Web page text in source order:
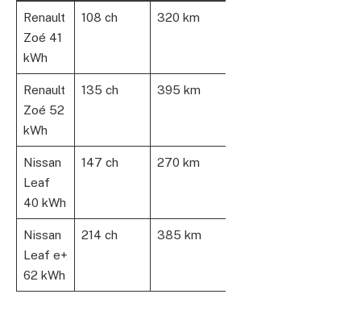
Renault
Zoé 41
kWh
108 ch 320 km
Renault
Zoé 52
kWh
135 ch 395 km
Nissan
Leaf
40 kWh
147 ch 270 km
Nissan
Leaf e+
62 kWh
214 ch 385 km